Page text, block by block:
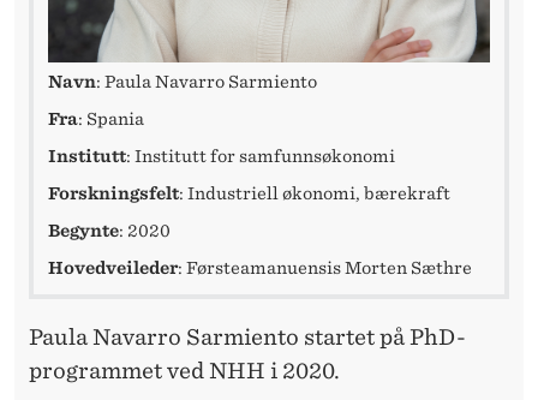
Navn: Paula Navarro Sarmiento
Fra: Spania
Institutt: Institutt for samfunnsøkonomi
Forskningsfelt: Industriell økonomi, bærekraft
Begynte: 2020
Hovedveileder: Førsteamanuensis Morten Sæthre
Paula Navarro Sarmiento startet på PhD-
programmet ved NHH i 2020.